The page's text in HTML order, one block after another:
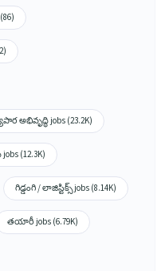
అభివృద్ధి jobs (23.2K)
(12.3K)
గిడ్డంగి / లాజిస్టిక్స్ jobs (8.14K)
తయారీ jobs (6.79K)